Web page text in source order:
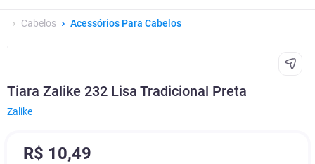
Cabelos Acessórios Para Cabelos
Tiara Zalike 232 Lisa Tradicional Preta
Zalike
R$ 10,49